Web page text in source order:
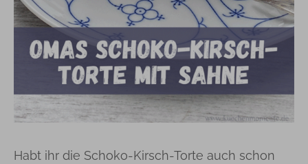
Habt ihr die Schoko-Kirsch-Torte auch schon